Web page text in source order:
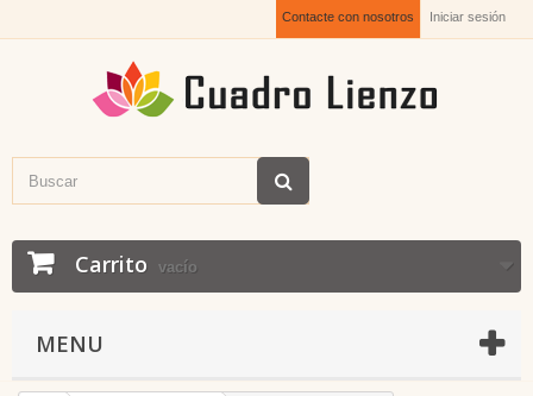
Iniciar sesión
Contacte con nosotros
Carrito vacío
MENU